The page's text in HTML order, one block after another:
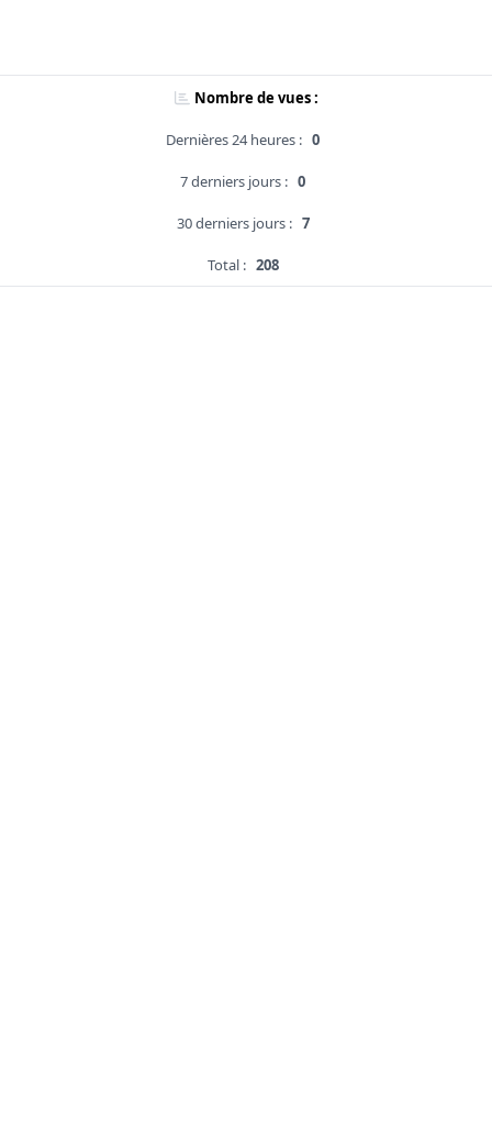
Nombre de vues :
Dernières 24 heures : 0
7 derniers jours : 0
30 derniers jours : 7
Total : 208